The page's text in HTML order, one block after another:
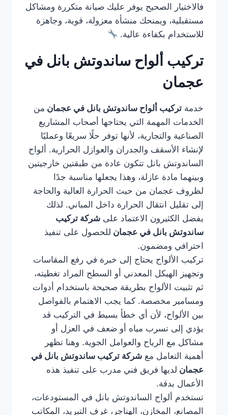
فالاختيار الصحيح يوفر عليك صيانة متكررة ومشاكل
مستقبلية، ويمنحك منشأة معزولة، قوية، وجاهزة
للاستخدام بكفاءة عالية.
تركيب ألواح ساندوتش بانل في
عجمان
خدمة تركيب ألواح ساندوتش بانل في عجمان من
الخدمات المهمة التي يحتاجها أصحاب المشاريع
الصناعية والتجارية، لأنها توفر حلًا سريعًا وعمليًا
لإنشاء الأسقف والجدران والعوازل الحرارية. ألواح
الساندوتش بانل تتكون عادة من طبقتين خارجيتين
وبينهما مادة عازلة، وهذا يجعلها مناسبة جدًا
لظروف عجمان من حيث الحرارة العالية والحاجة
إلى تقليل انتقال الحرارة داخل المباني. لذلك
يفضل الكثيرون الاعتماد على شركة تركيب
ساندوتش بانل في عجمان للحصول على تنفيذ
احترافي ومضمون.
تركيب الألواح يحتاج إلى خبرة في رفع المقاسات
وتجهيز الهيكل المعدني أو السطح المراد تغطيته،
ثم تثبيت الألواح بطريقة صحيحة باستخدام أدوات
ومسامير مخصصة. كما يجب الاهتمام بالفواصل
بين الألواح، لأن أي خطأ بسيط في التركيب قد
يؤدي إلى تسرب مياه أو ضعف في العزل أو
مشاكل مع الرياح والعوامل الجوية. وهنا تظهر
أهمية التعامل مع شركة تركيب ساندوتش بانل في
عجمان لديها فريق فني مدرب على تنفيذ هذه
الأعمال بدقة.
تستخدم ألواح الساندوتش بانل في المستودعات،
المصانع، المخازن، الهناجر، غرف التبريد، المكاتب